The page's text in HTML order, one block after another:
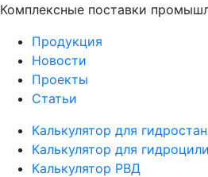
Комплексные поставки
Продукция
Новости
Проекты
Статьи
Калькулятор для
Калькулятор для
Калькулятор РВД